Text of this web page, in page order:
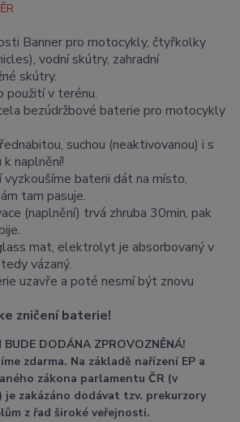
Banner pro motocykly, čtyřkolky
vodní skútry, zahradní
skútry.
použití v terénu.
bezúdržbové baterie pro motocykly
suchou (neaktivovanou) i s
naplnění!
baterii dát na místo,
tam pasuje.
(naplnění) trvá zhruba 30min, pak
mat, elektrolyt je absorbovaný v
vázaný.
uzavře a poté nesmí být znovu
zničení baterie!
BUDE DODÁNA ZPROVOZNĚNÁ!
zdarma. Na základě nařízení EP a
zákona parlamentu ČR (v
zakázáno dodávat tzv. prekurzory
z řad široké veřejnosti.